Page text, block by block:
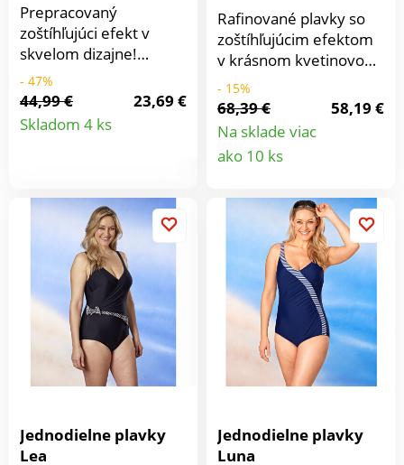
Prepracovaný
zoštíhľujúci efekt v
skvelom dizajne!
Spevnený predný diel
vytvaruje štíhlu siluetu
s plochým bruškom.
Lem pod prsiami
späť ideálnu postavu.
- 47%
44,99 €
23,69 €
Skladom 4 ks
Detail
Rafinované plavky so
zoštíhľujúcim efektom
v krásnom kvetinovom
dizajne. Asymetrický
strih pre dokonalú
postavu.
- 15%
68,39 €
58,19 €
Na sklade viac
ako 10 ks
Jednodielne plavky
Lea
Jednodielne plavky
Luna